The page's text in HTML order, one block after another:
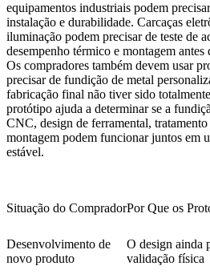
equipamentos industriais podem
instalação e durabilidade. Carcaças
iluminação podem precisar de teste de
desempenho térmico e montagem
Os compradores também devem usar
precisar de fundição de metal
fabricação final não tiver sido
protótipo ajuda a determinar se a
CNC, design de ferramental,
montagem podem funcionar juntos em
estável.
Situação do CompradorPor Que os
Desenvolvimento de
novo produto
O design ainda
validação física